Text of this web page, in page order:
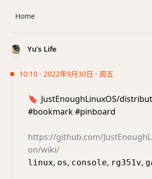
Yu’s Life
10:10 · 2022年9月30日 · 周五
🔖 JustEnoughLinuxOS/
#bookmark #pinboard
https://github.com/
on/wiki/
linux, os, console, rg351v,
Home